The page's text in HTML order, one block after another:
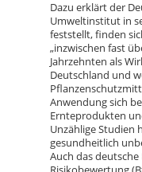
Dazu erklärt der
Umweltinstitut in
feststellt, finden
„inzwischen fast
Jahrzehnten als
Deutschland und
Anwendung sich
Ernteprodukten
Unzählige Studien
gesundheitlich
Auch das